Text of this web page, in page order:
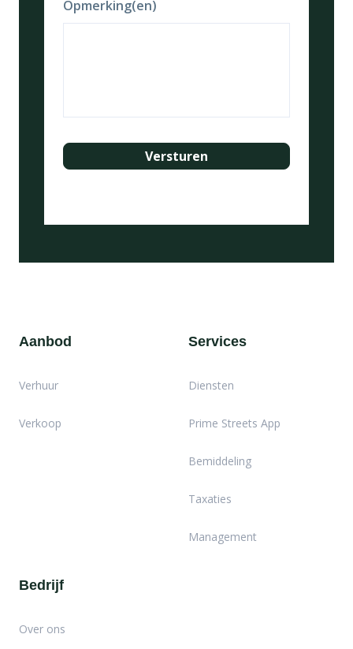
Opmerking(en)
Aanbod
Verhuur
Verkoop
Services
Diensten
Prime Streets App
Bemiddeling
Taxaties
Management
Bedrijf
Over ons